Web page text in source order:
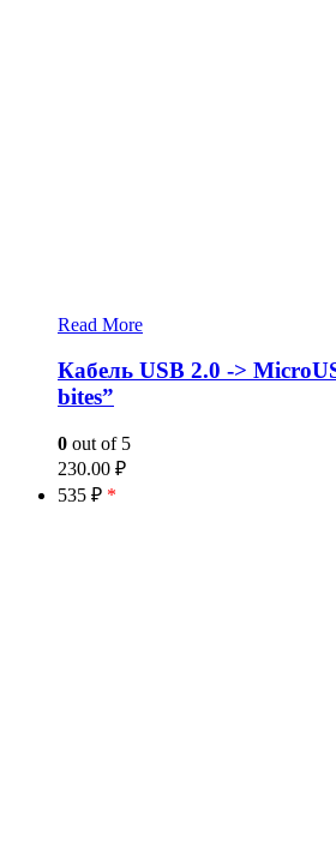
Read More
Кабель USB 2.0 ->
bites”
0 out of 5
230.00 ₽
535 ₽ *